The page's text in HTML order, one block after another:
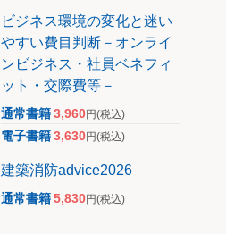
ビジネス環境の変化と迷い
やすい費目判断－オンライ
ンビジネス・社員ベネフィ
ット・交際費等－
通常書籍3,960円(税込)
電子書籍3,630円(税込)
建築消防advice2026
通常書籍5,830円(税込)